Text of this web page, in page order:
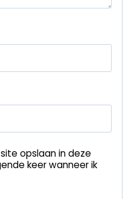
opslaan in deze
keer wanneer ik